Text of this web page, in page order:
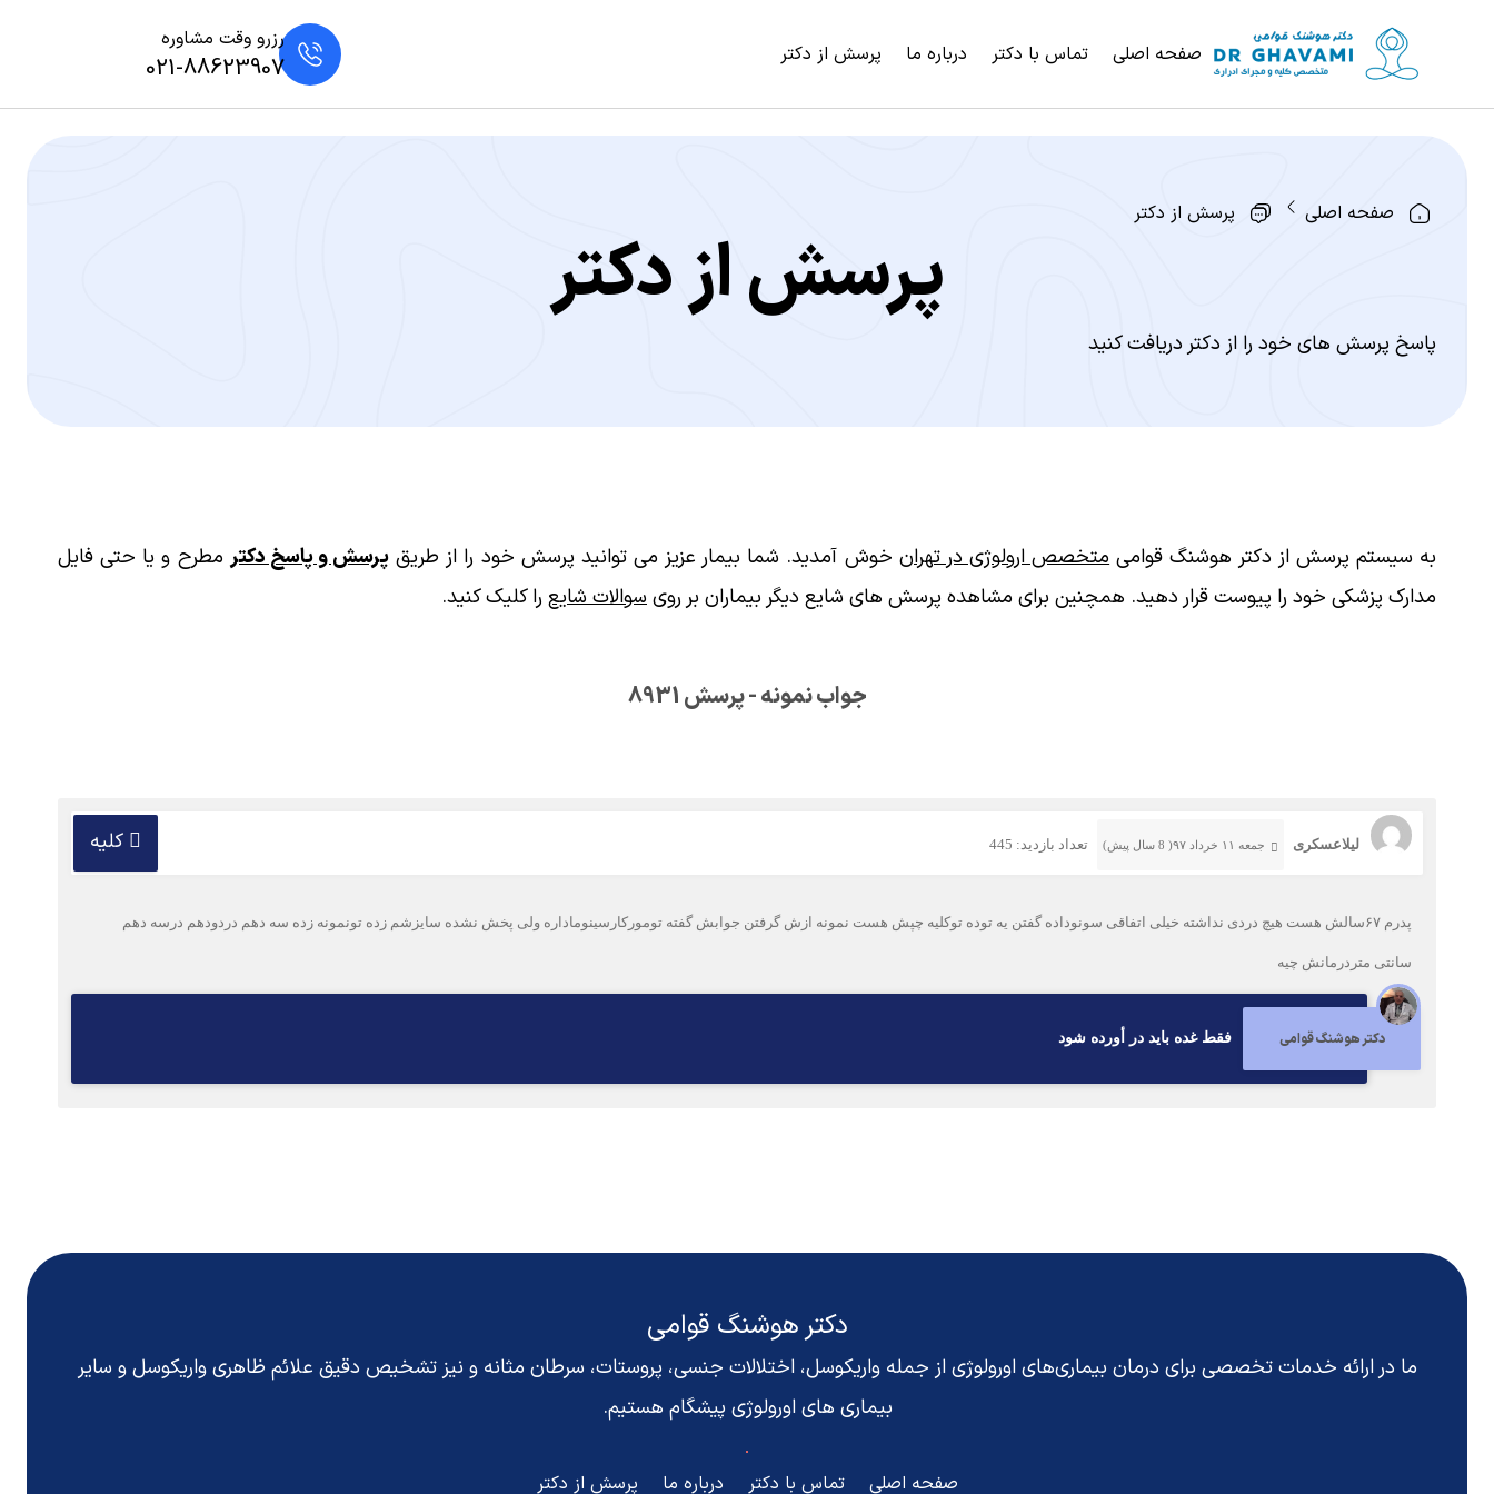
صفحه اصلی تماس با دکتر درباره ما پرسش از دکتر
رزرو وقت مشاوره
021-88623907
صفحه اصلی پرسش از دکتر
پرسش از دکتر
پاسخ پرسش های خود را از دکتر دریافت کنید
به سیستم پرسش از دکتر هوشنگ قوامیمتخصص ارولوژی در تهران خوش آمدید. شما بیمار عزیز می توانید پرسش خود را از طریق پرسش و پاسخ دکتر مطرح و یا حتی فایل
مدارک پزشکی خود را پیوست قرار دهید. همچنین برای مشاهده پرسش های شایع دیگر بیماران بر رویسوالات شایع را کلیک کنید.
جواب نمونه - پرسش 8931
لیلاعسکری جمعه ۱۱ خرداد ۹۷( 8 سال پیش) تعداد بازدید: 445 کلیه
پدرم ۶۷سالش هست هیچ دردی نداشته خیلی اتفاقی سونوداده گفتن یه توده توکلیه چپش هست نمونه ازش گرفتن جوابش گفته تومورکارسینوماداره ولی پخش نشده سایزشم زده تونمونه زده سه دهم دردودهم درسه دهم
سانتی متردرمانش چیه
دکتر هوشنگ قوامی فقط غده بايد در أورده شود
دکتر هوشنگ قوامی
ما در ارائه خدمات تخصصی برای درمان بیماری‌های اورولوژی از جمله واریکوسل، اختلالات جنسی، پروستات، سرطان مثانه و نیز تشخیص دقیق علائم ظاهری واریکوسلو سایر
بیماری های اورولوژی پیشگام هستیم.
صفحه اصلی تماس با دکتر درباره ما پرسش از دکتر